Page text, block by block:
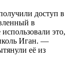
доступ в
в
это,
Иган. —
её из